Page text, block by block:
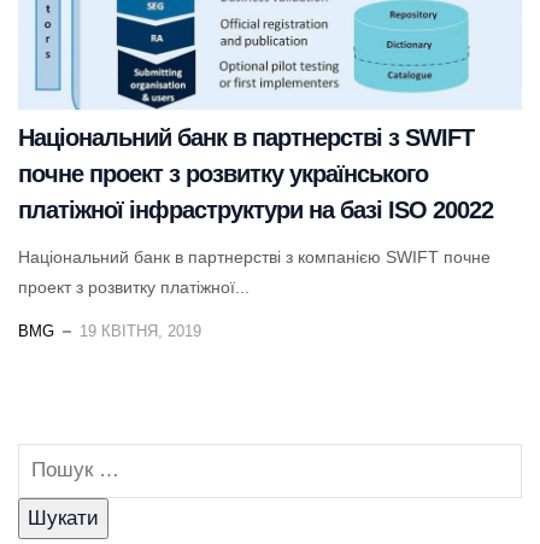
Національний банк в партнерстві з SWIFT
почне проект з розвитку українського
платіжної інфраструктури на базі ISO 20022
Національний банк в партнерстві з компанією SWIFT почне
проект з розвитку платіжної...
BMG 19 КВІТНЯ, 2019